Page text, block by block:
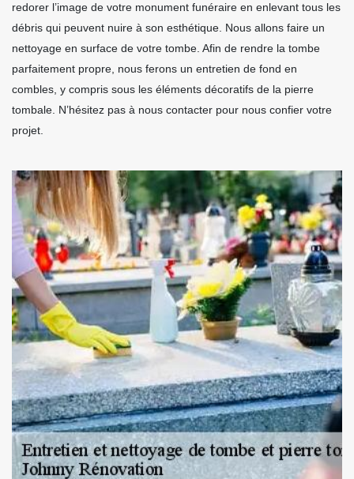
redorer l’image de votre monument funéraire en enlevant tous les
débris qui peuvent nuire à son esthétique. Nous allons faire un
nettoyage en surface de votre tombe. Afin de rendre la tombe
parfaitement propre, nous ferons un entretien de fond en
combles, y compris sous les éléments décoratifs de la pierre
tombale. N’hésitez pas à nous contacter pour nous confier votre
projet.